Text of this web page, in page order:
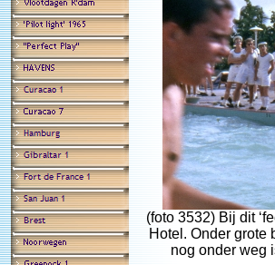
(foto 3532) Bij dit
Hotel. Onder grote
nog onder weg